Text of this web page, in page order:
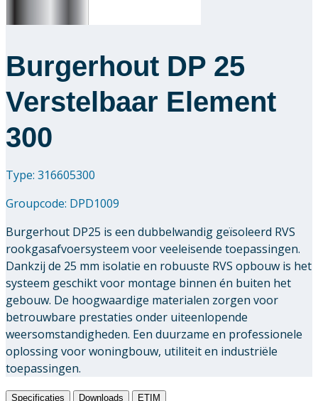
Burgerhout DP 25
Verstelbaar Element
300
Type: 316605300
Groupcode: DPD1009
Burgerhout DP25 is een dubbelwandig geïsoleerd RVS
rookgasafvoersysteem voor veeleisende toepassingen.
Dankzij de 25 mm isolatie en robuuste RVS opbouw is het
systeem geschikt voor montage binnen én buiten het
gebouw. De hoogwaardige materialen zorgen voor
betrouwbare prestaties onder uiteenlopende
weersomstandigheden. Een duurzame en professionele
oplossing voor woningbouw, utiliteit en industriële
toepassingen.
Specificaties Downloads ETIM